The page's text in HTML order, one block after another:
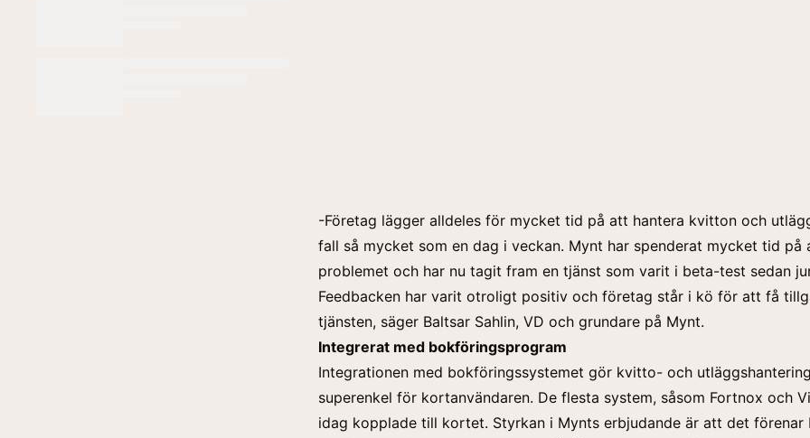
-Företag lägger alldeles för mycket tid på att hantera kvitton och
fall så mycket som en dag i veckan. Mynt har spenderat mycket tid på
problemet och har nu tagit fram en tjänst som varit i beta-test sedan
Feedbacken har varit otroligt positiv och företag står i kö för att få
tjänsten, säger Baltsar Sahlin, VD och grundare på Mynt.
Integrerat med bokföringsprogram
Integrationen med bokföringssystemet gör kvitto- och
superenkel för kortanvändaren. De flesta system, såsom Fortnox och
idag kopplade till kortet. Styrkan i Mynts erbjudande är att det förenar